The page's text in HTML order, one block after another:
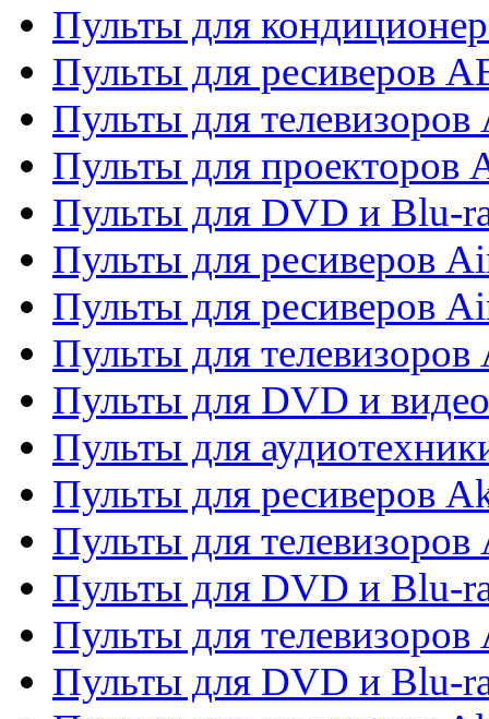
Пульты для
Пульты для ресиверов
Пульты для телевизоров
Пульты для проекторов
Пульты для DVD и Blu-
Пульты для ресиверов
Пульты для ресиверов
Пульты для телевизоров
Пульты для DVD и
Пульты для
Пульты для ресиверов
Пульты для телевизоров
Пульты для DVD и Blu-
Пульты для
Пульты для DVD и Blu-